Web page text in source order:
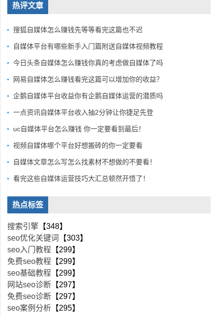
热评文章
搜狐自媒体怎么赚钱先等等看完这篇也不迟
自媒体平台有哪些新手入门篇附送自媒体视频教程
今日头条自媒体怎么赚钱你真的考虑做自媒体了吗
网易自媒体怎么赚钱看完这篇可以增加你的收益？
企鹅自媒体平台收益你有企鹅自媒体运营的潜质吗
一点资讯自媒体平台收入抽2分钟让你捷足先登
uc自媒体平台怎么赚钱 你一定要看到最后！
视频自媒体哪个平台好想搬砖的你一定要看
自媒体文章怎么写怎么找素材不想做的不要看！
看完这些自媒体运营技巧大汇总顿然开悟了！
热点标签
搜索引擎 【348】
seo优化关键词
【303】
seo入门教程 【299】
免费seo教程 【299】
seo基础教程 【299】
网站seo诊断 【297】
免费seo诊断 【297】
seo案例分析 【295】